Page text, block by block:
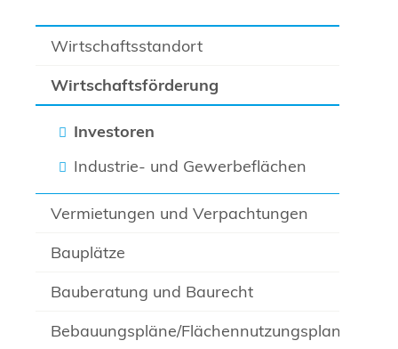
Wirtschaftsstandort
Wirtschaftsförderung
Investoren
Industrie- und Gewerbeflächen
Vermietungen und Verpachtungen
Bauplätze
Bauberatung und Baurecht
Bebauungspläne/Flächennutzungsplan